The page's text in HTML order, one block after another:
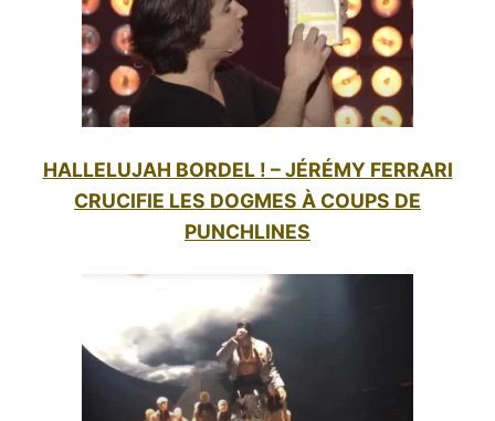
HALLELUJAH BORDEL ! – JÉRÉMY FERRARI
CRUCIFIE LES DOGMES À COUPS DE
PUNCHLINES